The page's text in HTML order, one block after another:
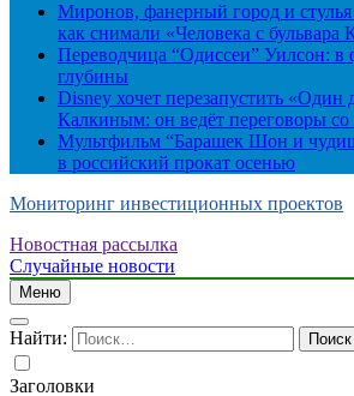
Миронов, фанерный город и стулья
как снимали «Человека с бульвара
Переводчица “Одиссеи” Уилсон: в
глубины
Disney хочет перезапустить «Один
Калкиным: он ведёт переговоры со
Мультфильм “Барашек Шон и
в российский прокат осенью
Мониторинг инвестиционных проектов
Новостная рассылка
Случайные новости
Меню
Найти:
Заголовки